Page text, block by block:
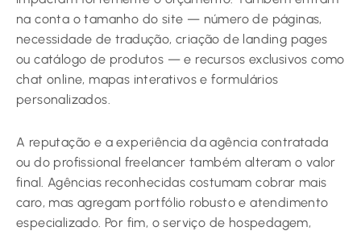
na conta o tamanho do site — número de páginas,
necessidade de tradução, criação de landing pages
ou catálogo de produtos — e recursos exclusivos como
chat online, mapas interativos e formulários
personalizados.
A reputação e a experiência da agência contratada
ou do profissional freelancer também alteram o valor
final. Agências reconhecidas costumam cobrar mais
caro, mas agregam portfólio robusto e atendimento
especializado. Por fim, o serviço de hospedagem,